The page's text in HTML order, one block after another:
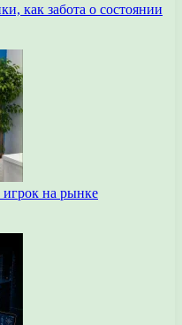
как забота о состоянии
игрок на рынке